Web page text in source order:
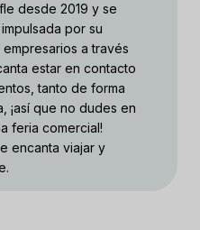
desde 2019 y se
por su
a través
estar en contacto
tanto de forma
¡así que no dudes en
feria comercial!
encanta viajar y